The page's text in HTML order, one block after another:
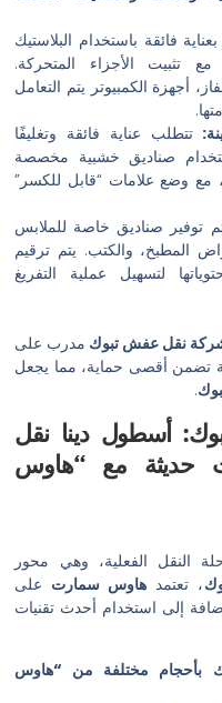
البلاستيك
المتحركة.
يتم التعامل
فائقة وتغليفًا
خشبية مخصصة
“قابل للكسر”
خاصة للملابس
يتم ترقيم
التفريغ
تبوكمدرب على
مما يجعل
دينا نقل
مع “هاوس
وهي محور
سمارتعلى
أحدث تقنيات
من “هاوس